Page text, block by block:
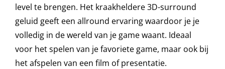
level te brengen. Het kraakheldere 3D-surround
geluid geeft een allround ervaring waardoor je je
volledig in de wereld van je game waant. Ideaal
voor het spelen van je favoriete game, maar ook bij
het afspelen van een film of presentatie.